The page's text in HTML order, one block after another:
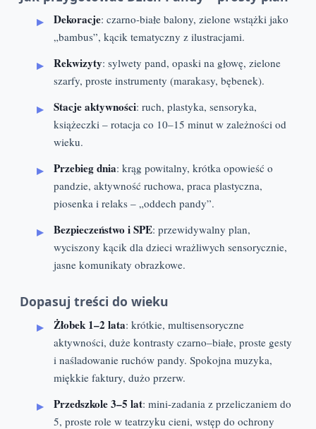
Dekoracje: czarno-białe balony, zielone wstążki jako
„bambus”, kącik tematyczny z ilustracjami.
Rekwizyty: sylwety pand, opaski na głowę, zielone
szarfy, proste instrumenty (marakasy, bębenek).
Stacje aktywności: ruch, plastyka, sensoryka,
książeczki – rotacja co 10–15 minut w zależności od
wieku.
Przebieg dnia: krąg powitalny, krótka opowieść o
pandzie, aktywność ruchowa, praca plastyczna,
piosenka i relaks – „oddech pandy”.
Bezpieczeństwo i SPE: przewidywalny plan,
wyciszony kącik dla dzieci wrażliwych sensorycznie,
jasne komunikaty obrazkowe.
Dopasuj treści do wieku
Żłobek 1–2 lata: krótkie, multisensoryczne
aktywności, duże kontrasty czarno–białe, proste gesty
i naśladowanie ruchów pandy. Spokojna muzyka,
miękkie faktury, dużo przerw.
Przedszkole 3–5 lat: mini-zadania z przeliczaniem do
5, proste role w teatrzyku cieni, wstęp do ochrony